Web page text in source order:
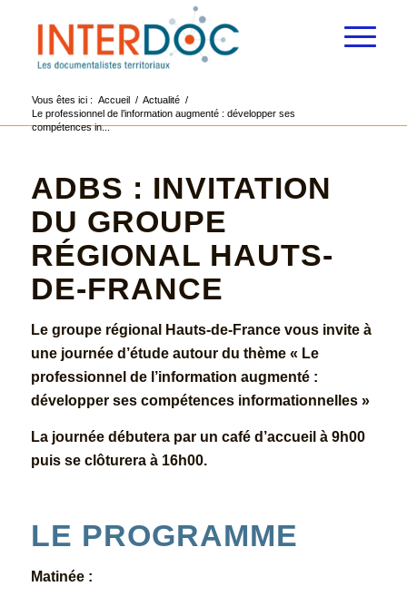
Vous êtes ici : Accueil / Actualité /
Le professionnel de l’information augmenté : développer ses
compétences in...
ADBS : INVITATION
DU GROUPE
RÉGIONAL HAUTS-
DE-FRANCE
Le groupe régional Hauts-de-France vous invite à
une journée d’étude autour du thème « Le
professionnel de l’information augmenté :
développer ses compétences informationnelles »
La journée débutera par un café d’accueil à 9h00
puis se clôturera à 16h00.
LE PROGRAMME
Matinée :